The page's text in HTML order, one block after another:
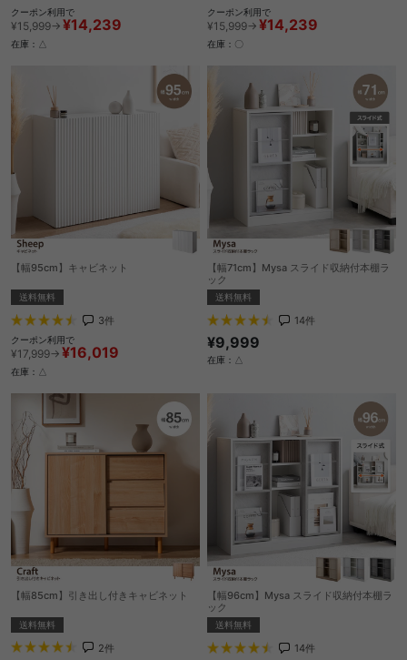
クーポン利用で
¥15,999→ ¥14,239
在庫：△
クーポン利用で
¥15,999→ ¥14,239
在庫：〇
【幅95cm】キャビネット
送料無料
3件
クーポン利用で
¥17,999→ ¥16,019
在庫：△
【幅71cm】Mysa スライド収納付本棚ラ
ック
送料無料
14件
¥9,999
在庫：△
【幅85cm】引き出し付きキャビネット
送料無料
2件
【幅96cm】Mysa スライド収納付本棚ラ
ック
送料無料
14件